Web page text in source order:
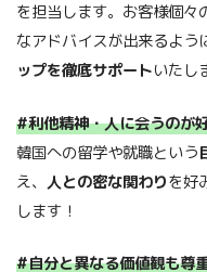
を担当します。お客様個々
なアドバイスが出来るよう
ップを徹底サポートいたし
#利他精神・人に会うのが
韓国への留学や就職という
え、 人との密な関わりを好
します！
#自分と異なる価値観も尊